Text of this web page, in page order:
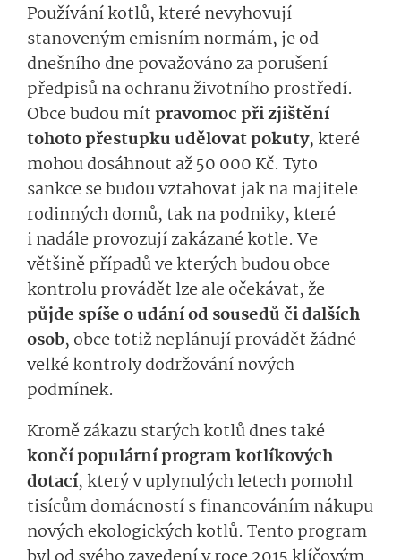
Používání kotlů, které nevyhovují
stanoveným emisním normám, je od
dnešního dne považováno za porušení
předpisů na ochranu životního prostředí.
Obce budou mítpravomoc při zjištění
tohoto přestupku udělovat pokuty, které
mohou dosáhnout až 50 000 Kč. Tyto
sankce se budou vztahovat jak na majitele
rodinných domů, tak na podniky, které
i nadále provozují zakázané kotle. Ve
většině případů ve kterých budou obce
kontrolu provádět lze ale očekávat, že
půjde spíše o udání od sousedů či dalších
osob, obce totiž neplánují provádět žádné
velké kontroly dodržování nových
podmínek.
Kromě zákazu starých kotlů dnes také
končí populární program kotlíkových
dotací, který v uplynulých letech pomohl
tisícům domácností s financováním nákupu
nových ekologických kotlů. Tento program